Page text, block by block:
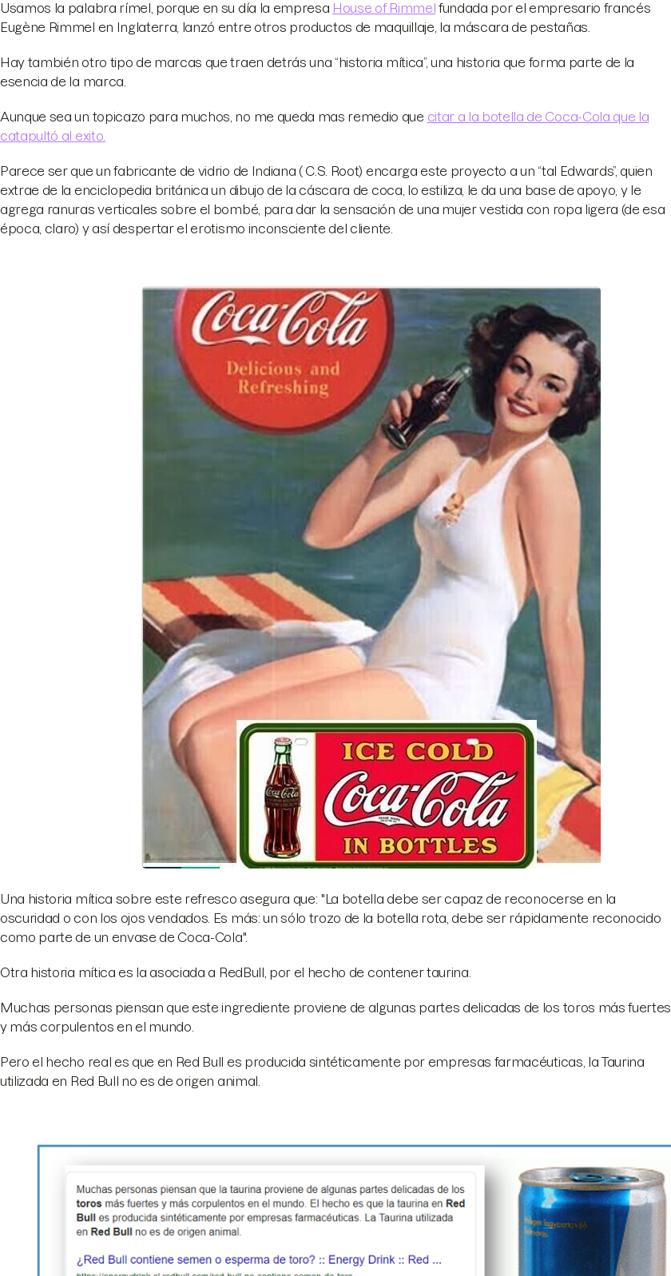
Usamos la palabra rímel, porque en su día la empresa House of Rimmel fundada por el empresario francés
Eugène Rimmel en Inglaterra, lanzó entre otros productos de maquillaje, la máscara de pestañas.
Hay también otro tipo de marcas que traen detrás una “historia mítica”, una historia que forma parte de la
esencia de la marca.
Aunque sea un topicazo para muchos, no me queda mas remedio que citar a la botella de Coca-Cola que la
catapultó al exito.
Parece ser que un fabricante de vidrio de Indiana ( C.S. Root) encarga este proyecto a un “tal Edwards”, quien
extrae de la enciclopedia británica un dibujo de la cáscara de coca, lo estiliza, le da una base de apoyo, y le
agrega ranuras verticales sobre el bombé, para dar la sensación de una mujer vestida con ropa ligera (de esa
época, claro) y así despertar el erotismo inconsciente del cliente.
Una historia mítica sobre este refresco asegura que: "La botella debe ser capaz de reconocerse en la
oscuridad o con los ojos vendados. Es más: un sólo trozo de la botella rota, debe ser rápidamente reconocido
como parte de un envase de Coca-Cola".
Otra historia mítica es la asociada a RedBull, por el hecho de contener taurina.
Muchas personas piensan que este ingrediente proviene de algunas partes delicadas de los toros más fuertes
y más corpulentos en el mundo.
Pero el hecho real es que en Red Bull es producida sintéticamente por empresas farmacéuticas, la Taurina
utilizada en Red Bull no es de origen animal.